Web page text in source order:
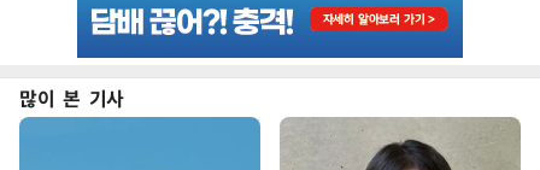
많이 본 기사